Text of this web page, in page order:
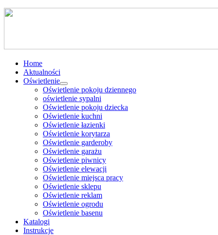
Home
Aktualności
Oświetlenie
Oświetlenie pokoju dziennego
oświetlenie sypalni
Oświetlenie pokoju dziecka
Oświetlenie kuchni
Oświetlenie łazienki
Oświetlenie korytarza
Oświetlenie garderoby
Oświetlenie garażu
Oświetlenie piwnicy
Oświetlenie elewacji
Oświetlenie miejsca pracy
Oświetlenie sklepu
Oświetlenie reklam
Oświetlenie ogrodu
Oświetlenie basenu
Katalogi
Instrukcje